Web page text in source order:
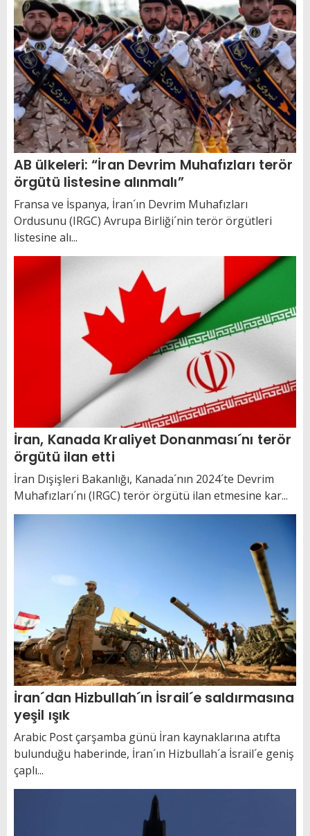
AB ülkeleri: “İran Devrim Muhafızları terör
örgütü listesine alınmalı”
Fransa ve İspanya, İran´ın Devrim Muhafızları
Ordusunu (IRGC) Avrupa Birliği´nin terör örgütleri
listesine alı...
İran, Kanada Kraliyet Donanması´nı terör
örgütü ilan etti
İran Dışişleri Bakanlığı, Kanada´nın 2024´te Devrim
Muhafızları´nı (IRGC) terör örgütü ilan etmesine kar...
İran´dan Hizbullah´ın İsrail´e saldırmasına
yeşil ışık
Arabic Post çarşamba günü İran kaynaklarına atıfta
bulunduğu haberinde, İran´ın Hizbullah´a İsrail´e geniş
çaplı...